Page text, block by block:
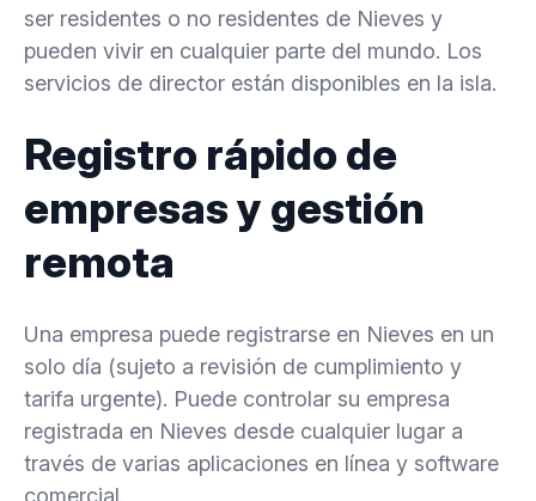
ser residentes o no residentes de Nieves y
pueden vivir en cualquier parte del mundo. Los
servicios de director están disponibles en la isla.
Registro rápido de
empresas y gestión
remota
Una empresa puede registrarse en Nieves en un
solo día (sujeto a revisión de cumplimiento y
tarifa urgente). Puede controlar su empresa
registrada en Nieves desde cualquier lugar a
través de varias aplicaciones en línea y software
comercial.